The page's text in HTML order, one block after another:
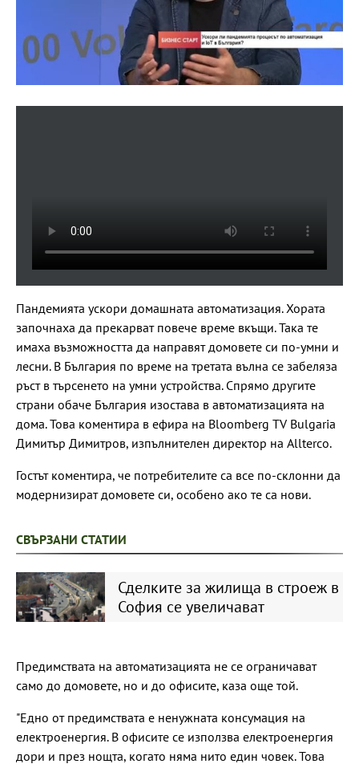
Пандемията ускори домашната автоматизация. Хората
започнаха да прекарват повече време вкъщи. Така те
имаха възможността да направят домовете си по-умни и
лесни. В България по време на третата вълна се забеляза
ръст в търсенето на умни устройства. Спрямо другите
страни обаче България изостава в автоматизацията на
дома. Това коментира в ефира на Bloomberg TV Bulgaria
Димитър Димитров, изпълнителен директор на Allterco.
Гостът коментира, че потребителите са все по-склонни да
модернизират домовете си, особено ако те са нови.
СВЪРЗАНИ СТАТИИ
Сделките за жилища в строеж в
София се увеличават
Предимствата на автоматизацията не се ограничават
само до домовете, но и до офисите, каза още той.
"Едно от предимствата е ненужната консумация на
електроенергия. В офисите се използва електроенергия
дори и през нощта, когато няма нито един човек. Това